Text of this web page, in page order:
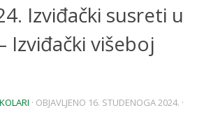
Izviđački susreti u
Izviđački višeboj
· OBJAVLJENO 16. STUDENOGA 2024. ·